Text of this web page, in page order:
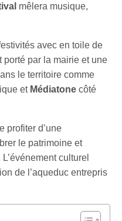
mêlera musique,
avec en toile de
par la mairie et une
le territoire comme
et Médiatone côté
profiter d’une
le patrimoine et
culturel
de l’aqueduc entrepris